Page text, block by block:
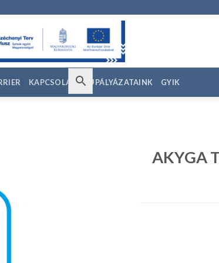
KAPCSOLAT EU PÁLYÁZATAINK GYIK
AKYGA